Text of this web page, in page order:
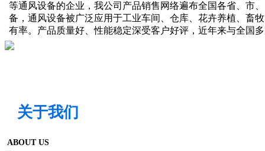
等通风设备的企业，我公司产品销售网络遍布全国各省、市
备，通风设备被广泛应用于工业车间、仓库、花卉养植、畜
有率。产品质量好、性能稳定深受客户好评，近年来与全国
关于我们
ABOUT US